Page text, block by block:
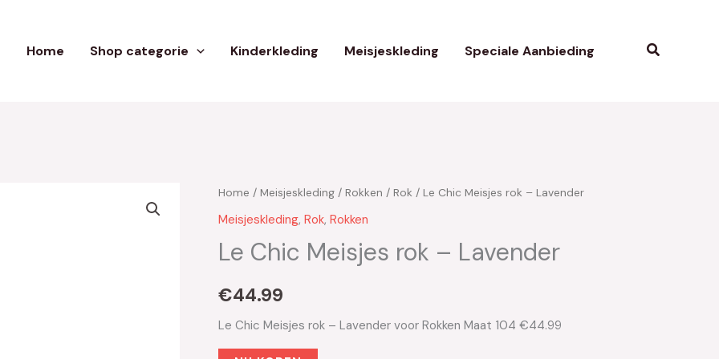
Home Shop categorie Kinderkleding Meisjeskleding Speciale Aanbieding Zoeken
Home / Meisjeskleding / Rokken / Rok / Le Chic Meisjes rok – Lavender
Meisjeskleding, Rok, Rokken
Le Chic Meisjes rok – Lavender
€44.99
Le Chic Meisjes rok – Lavender voor Rokken Maat 104 €44.99